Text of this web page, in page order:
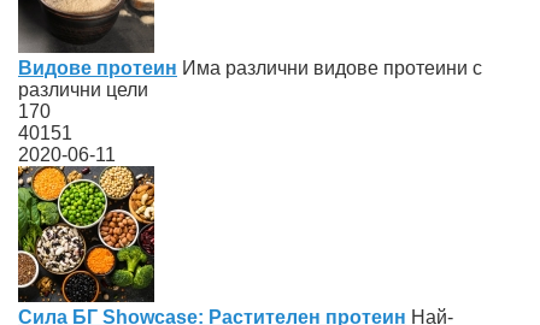
Видове протеин Има различни видове протеини с
различни цели
170
40151
2020-06-11
Сила БГ Showcase: Растителен протеин Най-